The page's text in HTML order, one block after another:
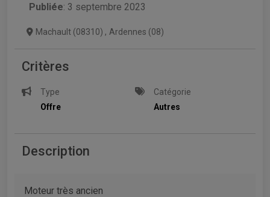
Publiée: 3 septembre 2023
Machault (08310) , Ardennes (08)
Critères
Type
Offre
Catégorie
Autres
Description
Moteur très ancien